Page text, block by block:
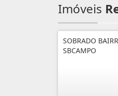
Imóveis
SOBRADO
SBCAMPO